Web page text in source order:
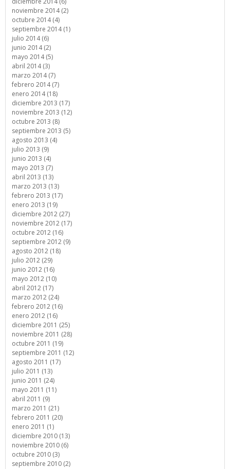
noviembre 2014 (2)
octubre 2014 (4)
septiembre 2014 (1)
julio 2014 (6)
junio 2014 (2)
mayo 2014 (5)
abril 2014 (3)
marzo 2014 (7)
febrero 2014 (7)
enero 2014 (18)
diciembre 2013 (17)
noviembre 2013 (12)
octubre 2013 (8)
septiembre 2013 (5)
agosto 2013 (4)
julio 2013 (9)
junio 2013 (4)
mayo 2013 (7)
abril 2013 (13)
marzo 2013 (13)
febrero 2013 (17)
enero 2013 (19)
diciembre 2012 (27)
noviembre 2012 (17)
octubre 2012 (16)
septiembre 2012 (9)
agosto 2012 (18)
julio 2012 (29)
junio 2012 (16)
mayo 2012 (10)
abril 2012 (17)
marzo 2012 (24)
febrero 2012 (16)
enero 2012 (16)
diciembre 2011 (25)
noviembre 2011 (28)
octubre 2011 (19)
septiembre 2011 (12)
agosto 2011 (17)
julio 2011 (13)
junio 2011 (24)
mayo 2011 (11)
abril 2011 (9)
marzo 2011 (21)
febrero 2011 (20)
enero 2011 (1)
diciembre 2010 (13)
noviembre 2010 (6)
octubre 2010 (3)
septiembre 2010 (2)